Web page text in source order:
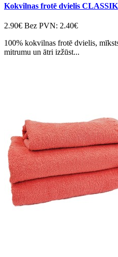
Kokvilnas frotē dvielis CLASSIK
2.90€ Bez PVN: 2.40€
100% kokvilnas frotē dvielis,
mitrumu un ātri izžūst...